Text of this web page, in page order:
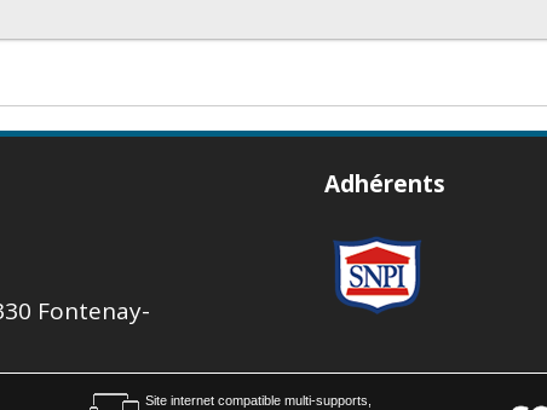
Fontenay-
Adhérents
Site internet compatible multi-supports,